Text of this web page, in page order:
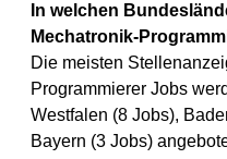
In welchen
Mechatronik-
Die meisten
Programmierer Jobs
Westfalen (8 Jobs),
Bayern (3 Jobs)